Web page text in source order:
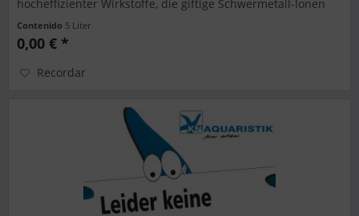
hocheffizienter Wirkstoffe, die giftige Schwermetall-Ionen
Contenido 5 Liter
0,00 € *
Recordar